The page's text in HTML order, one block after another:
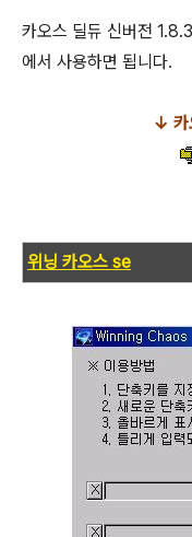
카오스 딜듀 신버전
에서 사용하면 됩니다.
↓ 카
위닝 카오스 se